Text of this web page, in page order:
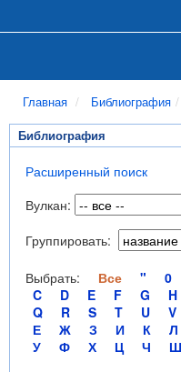
Главная Библиография
Библиография
Расширенный поиск
Вулкан:
Группировать:
Выбрать: Все " 0
C
D E F G H
Q
R S T U V
Е
Ж З И К Л
У
Ф Х Ц Ч Ш